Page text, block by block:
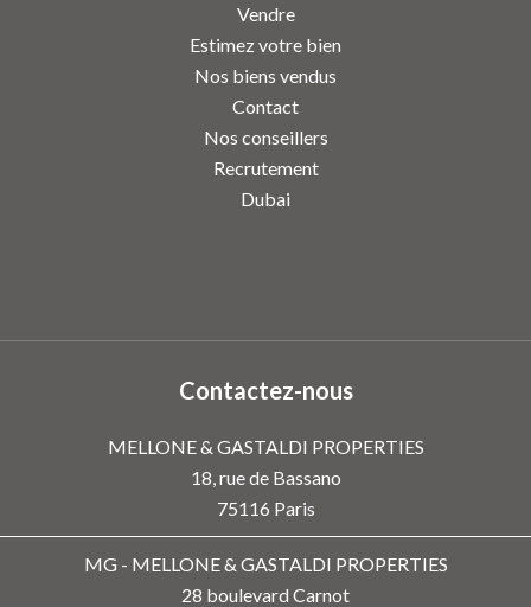
Vendre
Estimez votre bien
Nos biens vendus
Contact
Nos conseillers
Recrutement
Dubai
Contactez-nous
MELLONE & GASTALDI PROPERTIES
18, rue de Bassano
75116 Paris
MG - MELLONE & GASTALDI PROPERTIES
28 boulevard Carnot